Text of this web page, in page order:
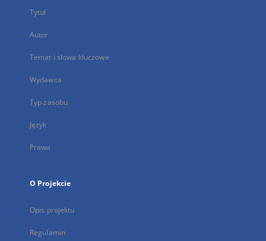
Tytuł
Autor
Temat i słowa kluczowe
Wydawca
Typ zasobu
Język
Prawa
O Projekcie
Opis projektu
Regulamin